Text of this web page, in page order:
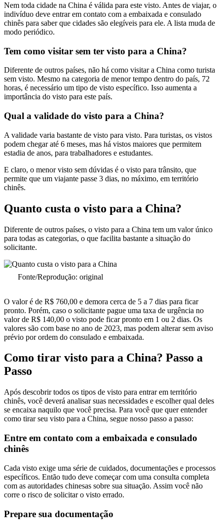
Nem toda cidade na China é válida para este visto. Antes de viajar, o
indivíduo deve entrar em contato com a embaixada e consulado
chinês para saber que cidades são elegíveis para ele. A lista muda de
modo periódico.
Tem como visitar sem ter visto para a China?
Diferente de outros países, não há como visitar a China como turista
sem visto. Mesmo na categoria de menor tempo dentro do país, 72
horas, é necessário um tipo de visto específico. Isso aumenta a
importância do visto para este país.
Qual a validade do visto para a China?
A validade varia bastante de visto para visto. Para turistas, os vistos
podem chegar até 6 meses, mas há vistos maiores que permitem
estadia de anos, para trabalhadores e estudantes.
E claro, o menor visto sem dúvidas é o visto para trânsito, que
permite que um viajante passe 3 dias, no máximo, em território
chinês.
Quanto custa o visto para a China?
Diferente de outros países, o visto para a China tem um valor único
para todas as categorias, o que facilita bastante a situação do
solicitante.
Fonte/Reprodução: original
O valor é de R$ 760,00 e demora cerca de 5 a 7 dias para ficar
pronto. Porém, caso o solicitante pague uma taxa de urgência no
valor de R$ 140,00 o visto pode ficar pronto em 1 ou 2 dias. Os
valores são com base no ano de 2023, mas podem alterar sem aviso
prévio por ordem do consulado e embaixada.
Como tirar visto para a China? Passo a
Passo
Após descobrir todos os tipos de visto para entrar em território
chinês, você deverá analisar suas necessidades e escolher qual deles
se encaixa naquilo que você precisa. Para você que quer entender
como tirar seu visto para a China, segue nosso passo a passo:
Entre em contato com a embaixada e consulado
chinês
Cada visto exige uma série de cuidados, documentações e processos
específicos. Então tudo deve começar com uma consulta completa
com as autoridades chinesas sobre sua situação. Assim você não
corre o risco de solicitar o visto errado.
Prepare sua documentação